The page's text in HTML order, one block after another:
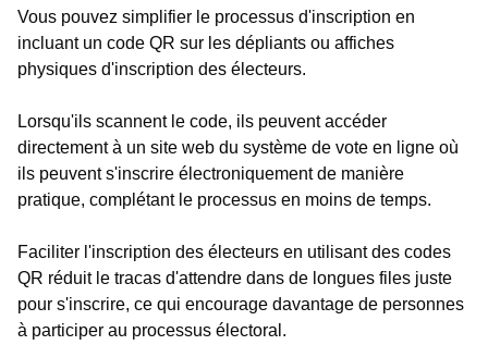
Vous pouvez simplifier le processus d'inscription en
incluant un code QR sur les dépliants ou affiches
physiques d'inscription des électeurs.
Lorsqu'ils scannent le code, ils peuvent accéder
directement à un site web du système de vote en ligne où
ils peuvent s'inscrire électroniquement de manière
pratique, complétant le processus en moins de temps.
Faciliter l'inscription des électeurs en utilisant des codes
QR réduit le tracas d'attendre dans de longues files juste
pour s'inscrire, ce qui encourage davantage de personnes
à participer au processus électoral.